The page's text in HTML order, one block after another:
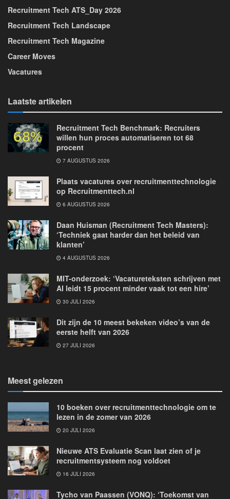
Recruitment Tech ATS_Day 2026
Recruitment Tech Landscape
Recruitment Tech Magazine
Career Moves
Vacatures
Laatste artikelen
Recruitment Tech Benchmark: Recruiters
willen hun proces automatiseren tot 68
procent
7 AUGUSTUS 2026
Plaats vacatures over recruitmenttechnologie
op Recruitmenttech.nl
6 AUGUSTUS 2026
Daan Huisman (Recruitment Tech Masters):
‘Techniek gaat harder dan het beleid van
klanten’
4 AUGUSTUS 2026
MIT-onderzoek: ‘Vacatureteksten schrijven met
AI leidt 15 procent minder vaak tot een hire’
30 JULI 2026
Dit zijn de 10 meest bekeken video’s van de
eerste helft van 2026
27 JULI 2026
Meest gelezen
10 boeken over recruitmenttechnologie om te
lezen in de zomer van 2026
20 JULI 2026
Nieuwe ATS Evaluatie Scan laat zien of je
recruitmentsysteem nog voldoet
16 JULI 2026
Tycho van Paassen (VONQ): ‘Toekomst van